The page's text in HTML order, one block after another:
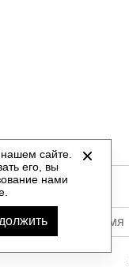
права защищены.
сайте.
его, вы
нами
Ваше имя